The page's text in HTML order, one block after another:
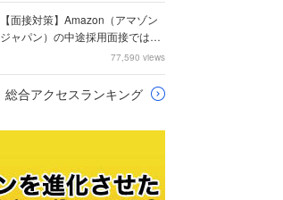
【面接対策】Amazon（アマゾン
ジャパン）の中途採用面接では何
77,590 views
総合アクセスランキング